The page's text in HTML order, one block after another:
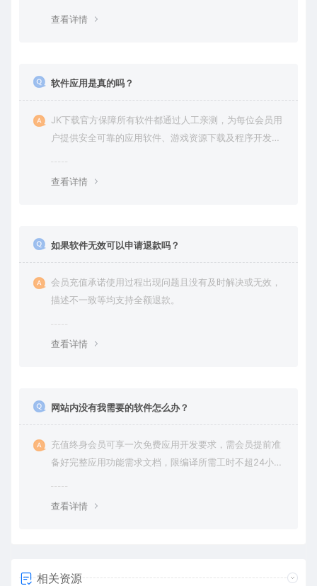
查看详情
软件应用是真的吗？
JK下载官方保障所有软件都通过人工亲测，为每位会员用
户提供安全可靠的应用软件、游戏资源下载及程序开发服
查看详情
如果软件无效可以申请退款吗？
会员充值承诺使用过程出现问题且没有及时解决或无效，
描述不一致等均支持全额退款。
查看详情
网站内没有我需要的软件怎么办？
充值终身会员可享一次免费应用开发要求，需会员提前准
备好完整应用功能需求文档，限编译所需工时不超24小
查看详情
相关资源